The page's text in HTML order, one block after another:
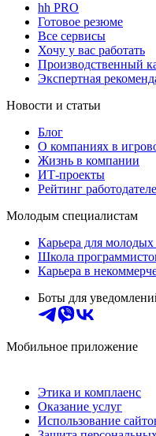
hh PRO
Готовое резюме
Все сервисы
Хочу у вас работать
Производственный
Экспертная
Новости и статьи
Блог
О компаниях в
Жизнь в компании
ИТ-проекты
Рейтинг
Молодым специалистам
Карьера для молодых
Школа
Карьера в
Боты для
Мобильное приложение
Этика и комплаенс
Оказание услуг
Использование